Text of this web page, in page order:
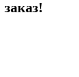
заказ!